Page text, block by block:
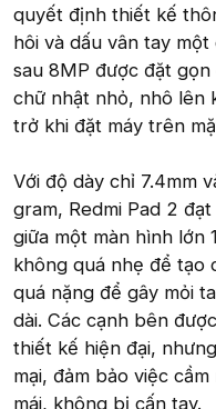
quyết định thiết kế
hôi và dấu vân tay
sau 8MP được đặt
chữ nhật nhỏ, nhô lên
trở khi đặt máy trên
Với độ dày chỉ 7.4mm
gram, Redmi Pad 2
giữa một màn hình lớn
không quá nhẹ để tạo
quá nặng để gây mỏi
dài. Các cạnh bên
thiết kế hiện đại,
mại, đảm bảo việc
mái, không bị cấn tay.